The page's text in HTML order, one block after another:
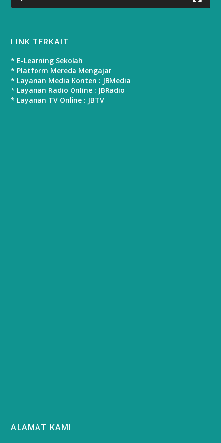
LINK TERKAIT
* E-Learning Sekolah
* Platform Mereda Mengajar
* Layanan Media Konten : JBMedia
* Layanan Radio Online : JBRadio
* Layanan TV Online : JBTV
ALAMAT KAMI